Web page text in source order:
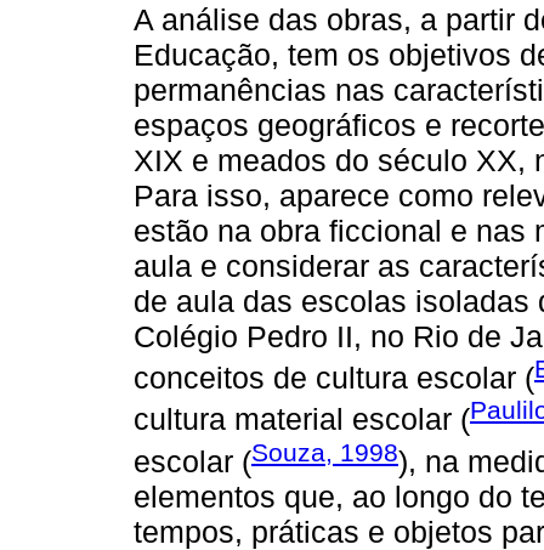
A análise das obras, a partir
Educação, tem os objetivos
permanências nas
espaços geográficos e
XIX e meados do século XX,
Para isso, aparece como
estão na obra ficcional e nas
aula e considerar as
de aula das escolas isoladas
Colégio Pedro II, no Rio de
conceitos de cultura escolar (
cultura material escolar (
escolar (Souza, 1998), na
elementos que, ao longo do
tempos, práticas e objetos